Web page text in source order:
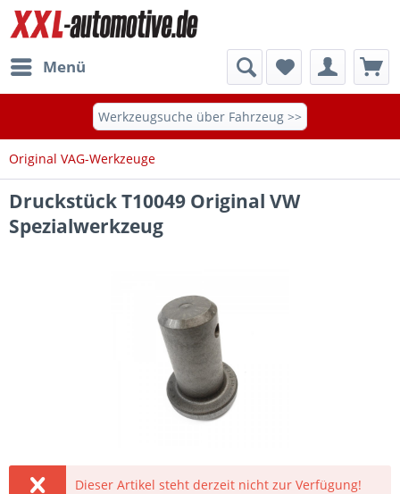
Menü
Werkzeugsuche über Fahrzeug >>
Original VAG-Werkzeuge
Druckstück T10049 Original VW
Spezialwerkzeug
Dieser Artikel steht derzeit nicht zur Verfügung!